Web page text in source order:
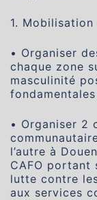
1.
• Organiser
chaque zone
masculinité
• Organiser 2
l’autre à
CAFO portant
lutte contre
aux services